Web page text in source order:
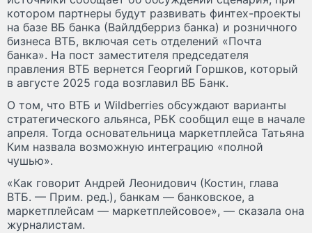
котором партнеры будут развивать финтех-проекты
на базе ВБ банка (Вайлдберриз банка) и розничного
бизнеса ВТБ, включая сеть отделений «Почта
банка». На пост заместителя председателя
правления ВТБ вернется Георгий Горшков, который
в августе 2025 года возглавил ВБ Банк.
О том, что ВТБ и Wildberries обсуждают варианты
стратегического альянса, РБК сообщил еще в начале
апреля. Тогда основательница маркетплейса Татьяна
Ким назвала возможную интеграцию «полной
чушью».
«Как говорит Андрей Леонидович (Костин, глава
ВТБ. — Прим. ред.), банкам — банковское, а
маркетплейсам — маркетплейсовое», — сказала она
журналистам.